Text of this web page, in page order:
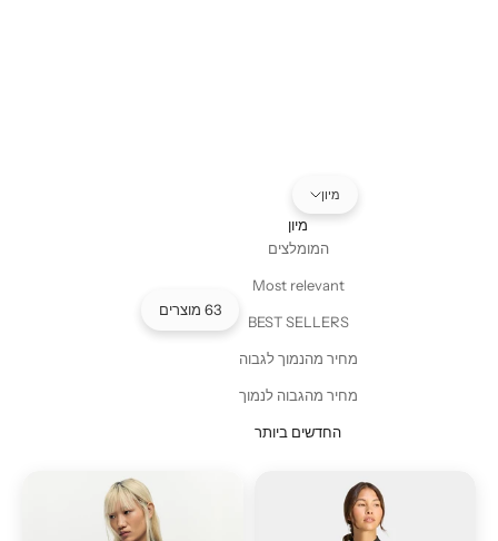
מיון
מיון
המומלצים
Most relevant
BEST SELLERS
מחיר מהנמוך לגבוה
מחיר מהגבוה לנמוך
החדשים ביותר
63 מוצרים